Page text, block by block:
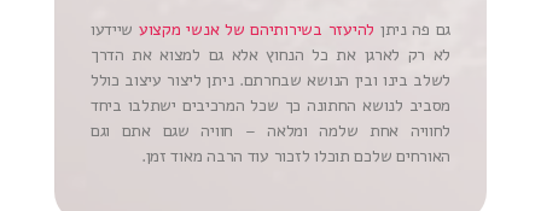
גם פה ניתן להיעזר בשירותיהם של אנשי מקצוע שיידעו
לא רק לארגן את כל הנחוץ אלא גם למצוא את הדרך
לשלב בינו ובין הנושא שבחרתם. ניתן ליצור עיצוב כולל
מסביב לנושא החתונה כך שכל המרכיבים ישתלבו ביחד
לחוויה אחת שלמה ומלאה – חוויה שגם אתם וגם
האורחים שלכם תוכלו לזכור עוד הרבה מאוד זמן.